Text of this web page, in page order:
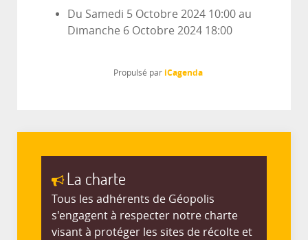
Du Samedi 5 Octobre 2024 10:00 au
Dimanche 6 Octobre 2024 18:00
Propulsé par iCagenda
La charte
Tous les adhérents de Géopolis
s'engagent à respecter notre charte
visant à protéger les sites de récolte et